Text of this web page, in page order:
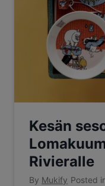
Kesän
Rivieralle
By Mukify Posted